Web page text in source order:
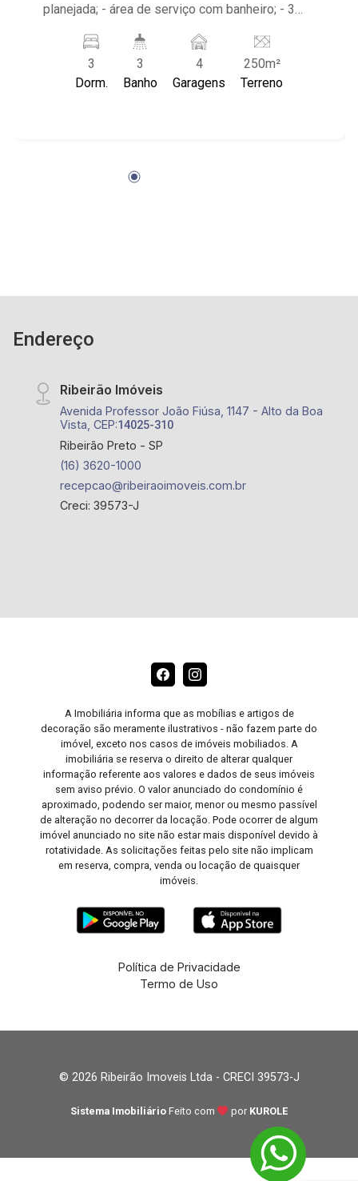
planejada; - área de serviço com banheiro; - 3
próximo ao Sanctus Laser, Ótica Paulistana
3
Dorm.
3
Banho
4
Garagens
250m²
Terreno
Endereço
Ribeirão Imóveis
Avenida Professor João Fiúsa, 1147 - Alto da Boa
Vista, CEP:14025-310
Ribeirão Preto - SP
(16) 3620-1000
recepcao@ribeiraoimoveis.com.br
Creci: 39573-J
A Imobiliária informa que as mobílias e artigos de
decoração são meramente ilustrativos - não fazem parte do
imóvel, exceto nos casos de imóveis mobiliados. A
imobiliária se reserva o direito de alterar qualquer
informação referente aos valores e dados de seus imóveis
sem aviso prévio. O valor anunciado do condomínio é
aproximado, podendo ser maior, menor ou mesmo passível
de alteração no decorrer da locação. Pode ocorrer de algum
imóvel anunciado no site não estar mais disponível devido à
rotatividade. As solicitações feitas pelo site não implicam
em reserva, compra, venda ou locação de quaisquer
imóveis.
Política de Privacidade
Termo de Uso
© 2026 Ribeirão Imoveis Ltda - CRECI 39573-J
Sistema Imobiliário Feito com por KUROLE